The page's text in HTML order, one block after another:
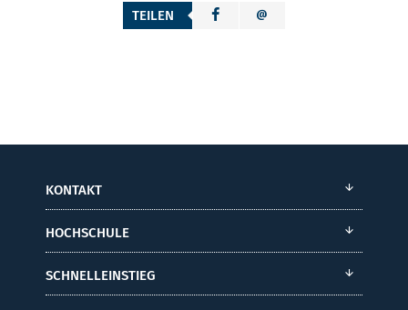
TEILEN
KONTAKT
HOCHSCHULE
SCHNELLEINSTIEG